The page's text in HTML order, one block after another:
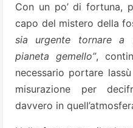
Con un po’ di fortuna,
capo del mistero della
sia urgente tornare a
pianeta gemello”,
necessario portare
misurazione per
davvero in